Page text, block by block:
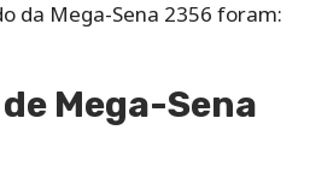
da Mega-Sena 2356 foram:
Mega-Sena